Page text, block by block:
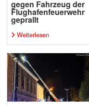
gegen Fahrzeug der
Flughafenfeuerwehr
geprallt
Weiterlesen